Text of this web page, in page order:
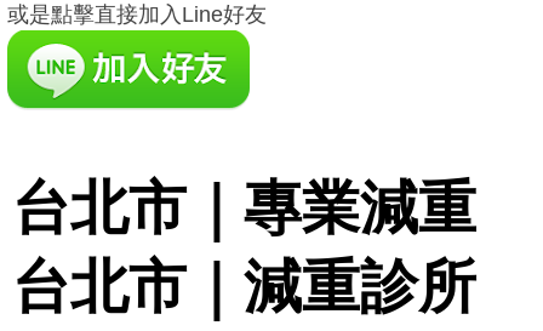
或是點擊直接加入Line好友
台北市｜專業減重
台北市｜減重診所